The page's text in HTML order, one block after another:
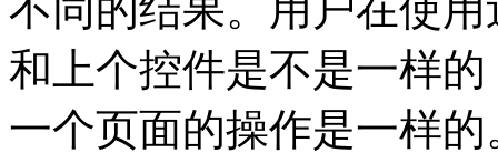
和上个控件是不是一样
一个页面的操作是一样